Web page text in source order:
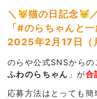
＼ 猫の日記念
「#のらちゃんと
2025年2月17日（
のらや公式SNSから
ふわのらちゃん 」が合
応募方法はとっても簡